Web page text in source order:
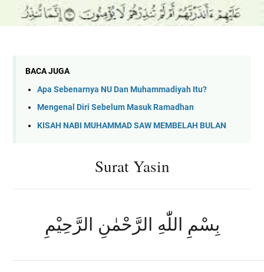
BACA JUGA
Apa Sebenarnya NU Dan Muhammadiyah Itu?
Mengenal Diri Sebelum Masuk Ramadhan
KISAH NABI MUHAMMAD SAW MEMBELAH BULAN
Surat Yasin
بِسْمِ اللّٰهِ الرَّحْمٰنِ الرَّحِيْمِ